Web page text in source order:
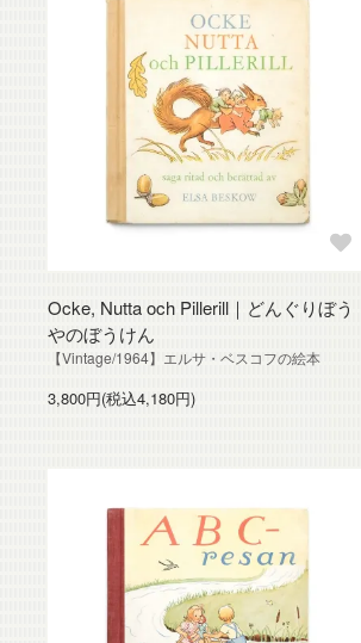
Ocke, Nutta och Pillerill｜どんぐりぼう
やのぼうけん
【Vintage/1964】エルサ・ベスコフの絵本
3,800円(税込4,180円)